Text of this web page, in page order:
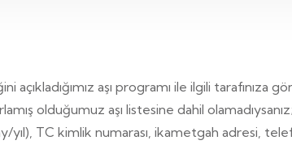
aşı programı ile ilgili tarafınıza
olduğumuz aşı listesine dahil olamadıysanız;
TC kimlik numarası, ikametgah adresi,